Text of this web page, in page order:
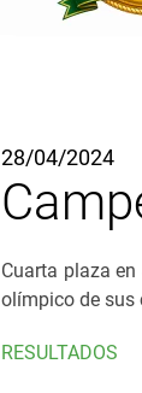
28/04/2024
Cuarta plaza
olímpico de sus
RESULTADOS